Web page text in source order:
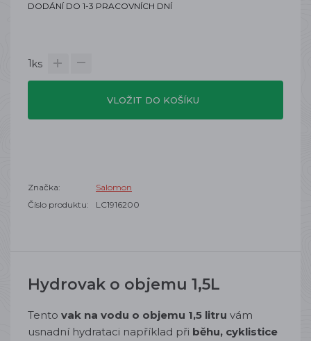
DODÁNÍ DO 1-3 PRACOVNÍCH DNÍ
1ks
VLOŽIT DO KOŠÍKU
Značka:
Salomon
Číslo produktu:
LC1916200
Hydrovak o objemu 1,5L
Tento vak na vodu o objemu 1,5 litru vám
usnadní hydrataci například při běhu, cyklistice